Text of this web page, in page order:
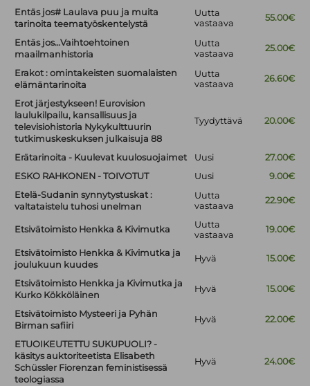
Entäs jos# Laulava puu ja muita
tarinoita teematyöskentelystä
Uutta
vastaava
55.00€
Entäs jos…Vaihtoehtoinen
maailmanhistoria
Uutta
vastaava
25.00€
Erakot : omintakeisten suomalaisten
elämäntarinoita
Uutta
vastaava
26.60€
Erot järjestykseen! Eurovision
laulukilpailu, kansallisuus ja
televisiohistoria Nykykulttuurin
tutkimuskeskuksen julkaisuja 88
Tyydyttävä 20.00€
Erätarinoita - Kuulevat kuulosuojaimet Uusi
27.00€
ESKO RAHKONEN - TOIVOTUT
Uusi
9.00€
Etelä-Sudanin synnytystuskat :
valtataistelu tuhosi unelman
Uutta
vastaava
22.90€
Etsivätoimisto Henkka & Kivimutka
Uutta
vastaava
19.00€
Etsivätoimisto Henkka & Kivimutka ja
joulukuun kuudes
Hyvä 15.00€
Etsivätoimisto Henkka ja Kivimutka ja
Kurko Kökköläinen
Hyvä 15.00€
Etsivätoimisto Mysteeri ja Pyhän
Birman safiiri
Hyvä 22.00€
ETUOIKEUTETTU SUKUPUOLI? -
käsitys auktoriteetista Elisabeth
Schüssler Fiorenzan feministisessä
teologiassa
Hyvä 24.00€